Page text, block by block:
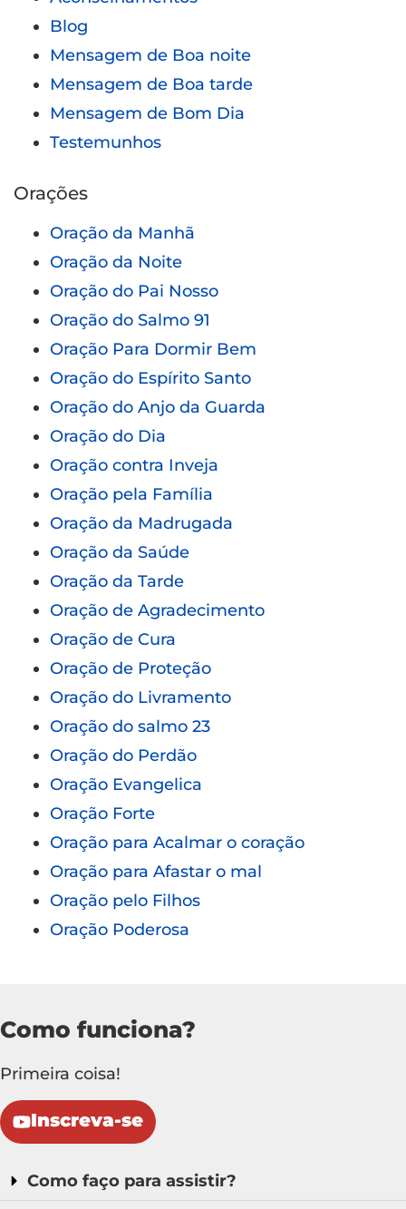
Blog
Mensagem de Boa noite
Mensagem de Boa tarde
Mensagem de Bom Dia
Testemunhos
Orações
Oração da Manhã
Oração da Noite
Oração do Pai Nosso
Oração do Salmo 91
Oração Para Dormir Bem
Oração do Espírito Santo
Oração do Anjo da Guarda
Oração do Dia
Oração contra Inveja
Oração pela Família
Oração da Madrugada
Oração da Saúde
Oração da Tarde
Oração de Agradecimento
Oração de Cura
Oração de Proteção
Oração do Livramento
Oração do salmo 23
Oração do Perdão
Oração Evangelica
Oração Forte
Oração para Acalmar o coração
Oração para Afastar o mal
Oração pelo Filhos
Oração Poderosa
Como funciona?
Primeira coisa!
Inscreva-se
Como faço para assistir?